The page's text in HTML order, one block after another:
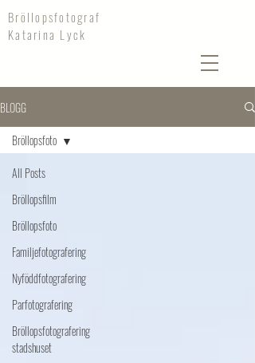
Bröllopsfotograf
Katarina Lyck
BLOGG
All Posts
Bröllopsfilm
Bröllopsfoto
Familjefotografering
Nyföddfotografering
Parfotografering
Bröllopsfotografering
stadshuset
Bröllopsfoto